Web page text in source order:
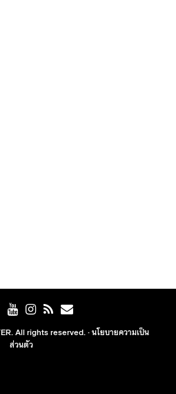
All rights reserved. ·นโยบายความเป็น
ส่วนตัว